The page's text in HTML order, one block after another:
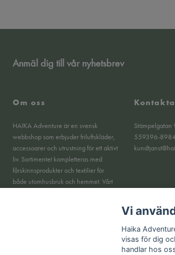
Anmäl dig till vår nyhetsbrev
Om oss
HAIKA Adventure är en svensk
webbshop som erbjuder friluftskläder,
accessoarer och utrustning för ett aktivt
liv. Sortimentet kompletteras med
fårskinnsprodukter och textilier för
både utomhusbruk och hemmet. Vårt
559396-8984
Vi
Haika
visas för dig
handlar hos